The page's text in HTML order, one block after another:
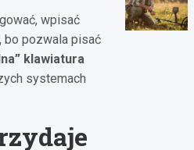
wpisać
bo pozwala pisać
klawiatura
systemach